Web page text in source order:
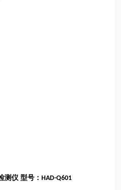
测仪 型号：HAD-Q601